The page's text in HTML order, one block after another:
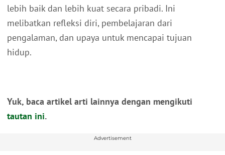
lebih baik dan lebih kuat secara pribadi. Ini
melibatkan refleksi diri, pembelajaran dari
pengalaman, dan upaya untuk mencapai tujuan
hidup.
Yuk, baca artikel arti lainnya dengan mengikuti
tautan ini.
Advertisement